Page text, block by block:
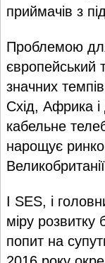
приймачів з
Проблемою
європейський
значних
Схід, Африка і
кабельне
нарощує
І SES, і
міру розвитку
попит на